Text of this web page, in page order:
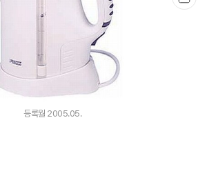
등록월 2005.05.